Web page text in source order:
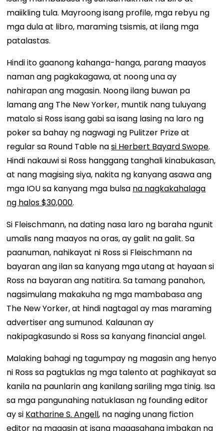
maiikling tula. Mayroong isang profile, mga rebyu ng
mga dula at libro, maraming tsismis, at ilang mga
patalastas.
Hindi ito gaanong kahanga-hanga, parang maayos
naman ang pagkakagawa, at noong una ay
nahirapan ang magasin. Noong ilang buwan pa
lamang ang The New Yorker, muntik nang tuluyang
matalo si Ross isang gabi sa isang lasing na laro ng
poker sa bahay ng nagwagi ng Pulitzer Prize at
regular sa Round Table nasi Herbert Bayard Swope.
Hindi nakauwi si Ross hanggang tanghali kinabukasan,
at nang magising siya, nakita ng kanyang asawa ang
mga IOU sa kanyang mga bulsa na nagkakahalaga
ng halos $30,000.
Si Fleischmann, na dating nasa laro ng baraha ngunit
umalis nang maayos na oras, ay galit na galit. Sa
paanuman, nahikayat ni Ross si Fleischmann na
bayaran ang ilan sa kanyang mga utang at hayaan si
Ross na bayaran ang natitira. Sa tamang panahon,
nagsimulang makakuha ng mga mambabasa ang
The New Yorker, at hindi nagtagal ay mas maraming
advertiser ang sumunod. Kalaunan ay
nakipagkasundo si Ross sa kanyang financial angel.
Malaking bahagi ng tagumpay ng magasin ang henyo
ni Ross sa pagtuklas ng mga talento at paghikayat sa
kanila na paunlarin ang kanilang sariling mga tinig. Isa
sa mga pangunahing natuklasan ng founding editor
ay si Katharine S. Angell, na naging unang fiction
editor ng magasin at isang maaasahang imbakan ng